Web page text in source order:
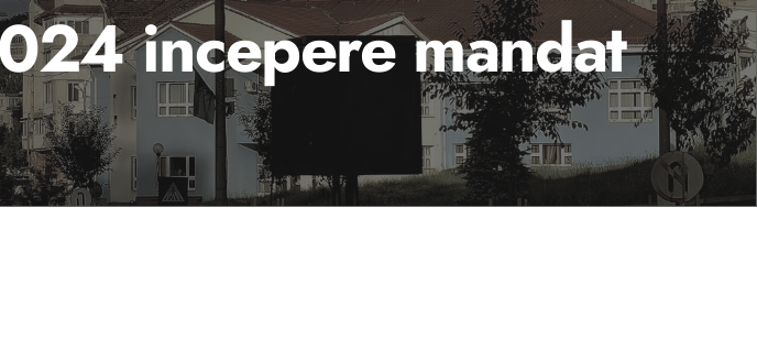
incepere mandat